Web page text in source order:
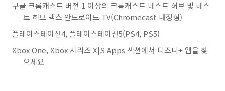
구글 크롬캐스트 버전 1 이상의 크롬캐스트 네스트 허브 및 네스
트 허브 맥스 안드로이드 TV(Chromecast 내장형)
플레이스테이션4, 플레이스테이션5(PS4, PS5)
Xbox One, Xbox 시리즈 X|S Apps 섹션에서 디즈니+ 앱을 찾
으세요